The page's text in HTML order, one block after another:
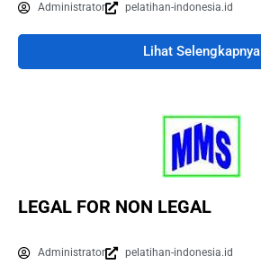
Administrator pelatihan-indonesia.id
Lihat Selengkapnya
LEGAL FOR NON LEGAL
Administrator pelatihan-indonesia.id